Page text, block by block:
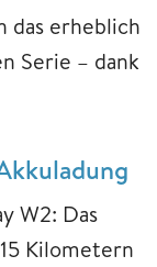
das erheblich
Serie – dank
W2: Das
Kilometern